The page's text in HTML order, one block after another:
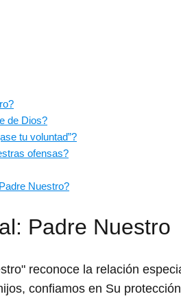
de Dios?
tu voluntad”?
ofensas?
Nuestro?
Padre Nuestro
reconoce la relación
confiamos en Su